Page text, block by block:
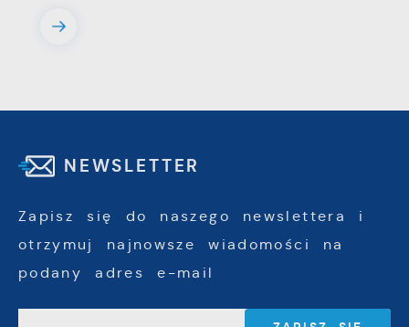
NEWSLETTER
Zapisz się do naszego newslettera i
otrzymuj najnowsze wiadomości na
podany adres e-mail